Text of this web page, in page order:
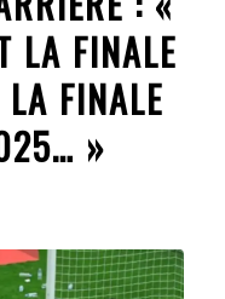
LA FINALE
FINALE
»